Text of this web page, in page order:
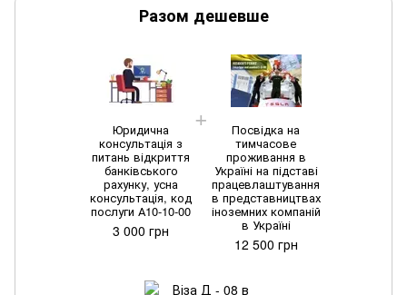
Разом дешевше
Юридична
консультація з
питань відкриття
банківського
рахунку, усна
консультація, код
послуги А10-10-00
3 000 грн
Посвідка на
тимчасове
проживання в
Україні на підставі
працевлаштування
в представництвах
іноземних компаній
в Україні
12 500 грн